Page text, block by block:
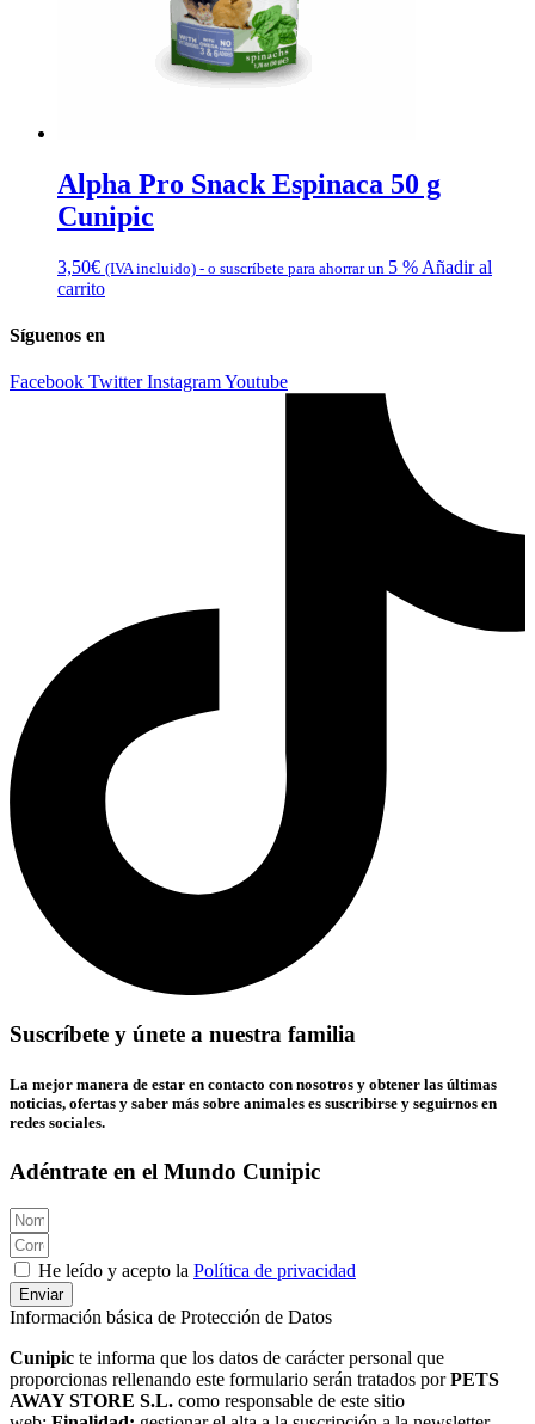
Alpha Pro Snack Espinaca 50 g
Cunipic
3,50€ (IVA incluido) - o suscríbete para ahorrar un 5 % Añadir al
carrito
Síguenos en
Facebook Twitter InstagramYoutube
Suscríbete y únete a nuestra familia
La mejor manera de estar en contacto con nosotros y obtener las últimas
noticias, ofertas y saber más sobre animales es suscribirse y seguirnos en
redes sociales.
Adéntrate en el Mundo Cunipic
He leído y acepto la Política de privacidad
Enviar
Información básica de Protección de Datos
Cunipic te informa que los datos de carácter personal que
proporcionas rellenando este formulario serán tratados porPETS
AWAY STORE S.L. como responsable de este sitio